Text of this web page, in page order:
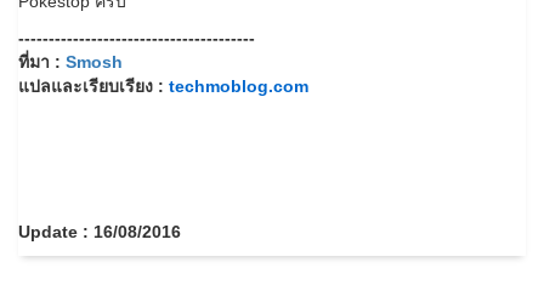
---------------------------------------
ที่มา : Smosh
แปลและเรียบเรียง : techmoblog.com
Update : 16/08/2016